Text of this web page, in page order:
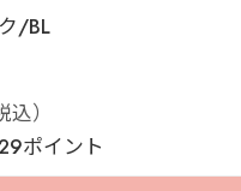
/BL
込）
ポイント